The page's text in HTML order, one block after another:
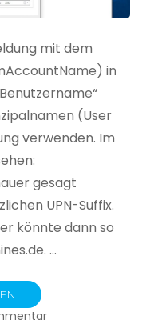
mit dem
in
(User
verwenden. Im
gesagt
UPN-Suffix.
könnte dann so
…
zu